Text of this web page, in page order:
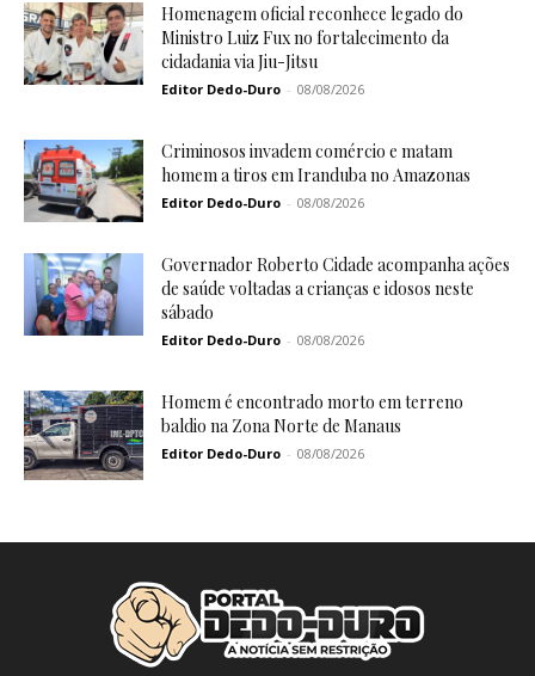
Homenagem oficial reconhece legado do
Ministro Luiz Fux no fortalecimento da
cidadania via Jiu-Jitsu
Editor Dedo-Duro - 08/08/2026
Criminosos invadem comércio e matam
homem a tiros em Iranduba no Amazonas
Editor Dedo-Duro - 08/08/2026
Governador Roberto Cidade acompanha ações
de saúde voltadas a crianças e idosos neste
sábado
Editor Dedo-Duro - 08/08/2026
Homem é encontrado morto em terreno
baldio na Zona Norte de Manaus
Editor Dedo-Duro - 08/08/2026